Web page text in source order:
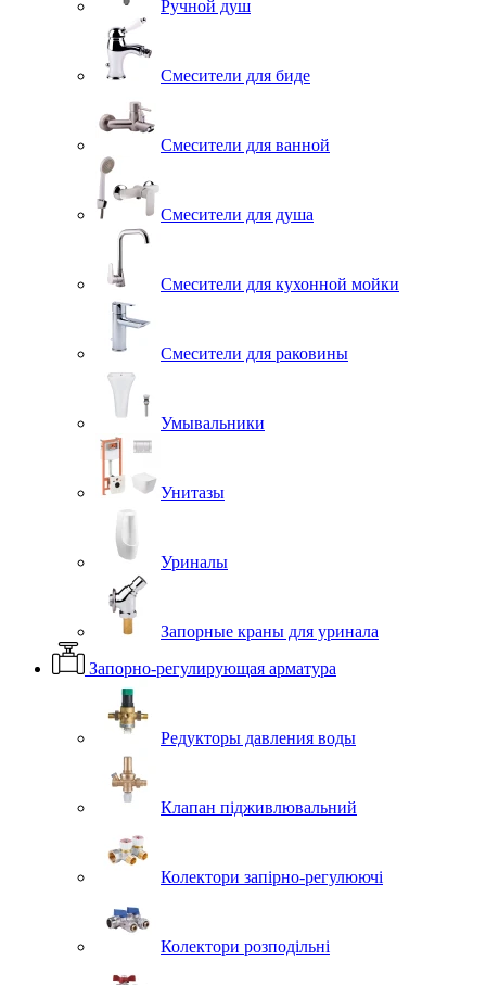
Ручной душ
Смесители для биде
Смесители для ванной
Смесители для душа
Смесители для кухонной мойки
Смесители для раковины
Умывальники
Унитазы
Уриналы
Запорные краны для уринала
Запорно-регулирующая арматура
Редукторы давления воды
Клапан підживлювальний
Колектори запірно-регулюючі
Колектори розподільні